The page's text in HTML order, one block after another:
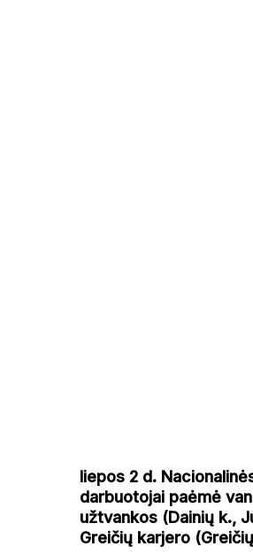
liepos 2 d.
darbuotojai paėmė
užtvankos (Dainių k.,
Greičių karjero